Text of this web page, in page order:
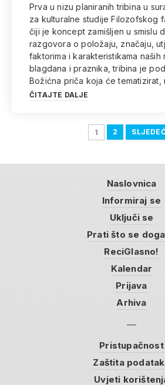
Prva u nizu planiranih tribina u
za kulturalne studije Filozofskog
čiji je koncept zamišljen u smislu
razgovora o položaju, značaju,
faktorima i karakteristikama naših
blagdana i praznika, tribina je
Božićna priča koja će tematizirat,
ČITAJTE DALJE
1 2
Naslovnica
Informiraj se
Uključi se
Prati što se
ReciGlasno!
Kalendar
Prijava
Arhiva
Pristupačnost
Zaštita
Uvjeti